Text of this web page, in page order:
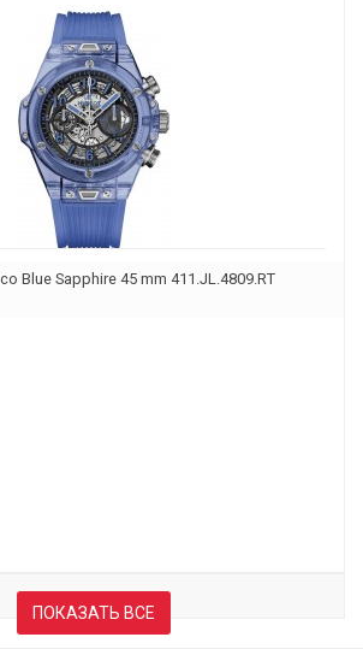
Blue Sapphire 45 mm 411.JL.4809.RT
ПОКАЗАТЬ ВСЕ